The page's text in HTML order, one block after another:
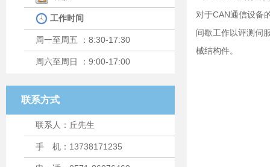
工作时间
周一至周五 ：8:30-17:30
周六至周日 ：9:00-17:00
联系方式
联系人：丘先生
手 机：13738171235
对于CAN通信设备
间歇工作以评测伺
械结构件。